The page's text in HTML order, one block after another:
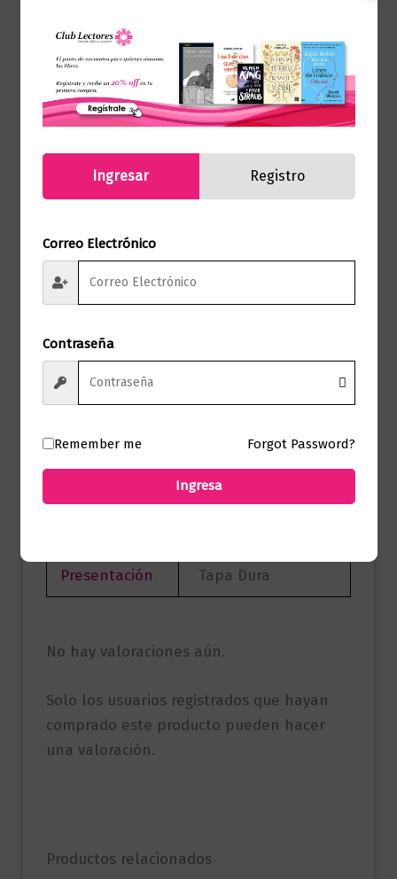
Ideal para: Primeros lectores en edad
escolar, familias fanáticas del universo
mágico y coleccionistas de sagas literarias.
Temas: Aprendizaje escolar, magia y
pociones, amistad incondicional,
resolución de problemas.
(ISBN)
Marca
Páginas 32
Autor J.K. Rowling
Sello
SALAMANDRA
INFANTIL Y
JUVENIL
Presentación Tapa Dura
No hay valoraciones aún.
Solo los usuarios registrados que hayan
comprado este producto pueden hacer
una valoración.
Productos relacionados
Ingresar Registro
Correo Electrónico
Contraseña
Remember me Forgot Password?
Ingresa